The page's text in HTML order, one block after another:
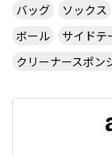
バッグ
ソックス
ボール
サイドテ
クリーナースポン